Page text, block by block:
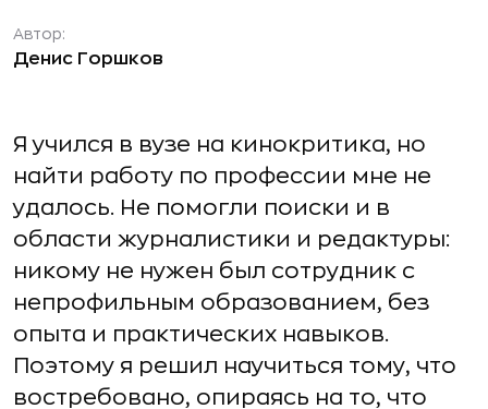
Автор:
Денис Горшков
Я учился в вузе на кинокритика, но
найти работу по профессии мне не
удалось. Не помогли поиски и в
области журналистики и редактуры:
никому не нужен был сотрудник с
непрофильным образованием, без
опыта и практических навыков.
Поэтому я решил научиться тому, что
востребовано, опираясь на то, что